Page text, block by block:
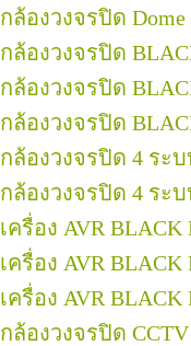
กล้องวงจรปิด
กล้องวงจรปิด
กล้องวงจรปิด
กล้องวงจรปิด
กล้องวงจรปิด 4 ระบ
กล้องวงจรปิด 4 ระบ
เครื่อง AVR
เครื่อง AVR
เครื่อง AVR BLACK
กล้องวงจรปิด